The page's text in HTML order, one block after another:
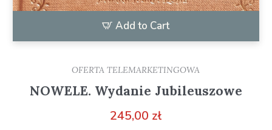
Add to Cart
OFERTA TELEMARKETINGOWA
NOWELE. Wydanie Jubileuszowe
245,00 zł